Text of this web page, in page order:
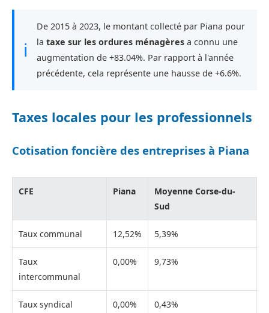
ℹ
De 2015 à 2023, le montant collecté par Piana pour
la taxe sur les ordures ménagères a connu une
augmentation de +83.04%. Par rapport à l'année
précédente, cela représente une hausse de +6.6%.
Taxes locales pour les professionnels
Cotisation foncière des entreprises à Piana
CFE Piana
Moyenne Corse-du-
Sud
Taux communal 12,52% 5,39%
Taux
intercommunal
0,00% 9,73%
Taux syndical 0,00% 0,43%